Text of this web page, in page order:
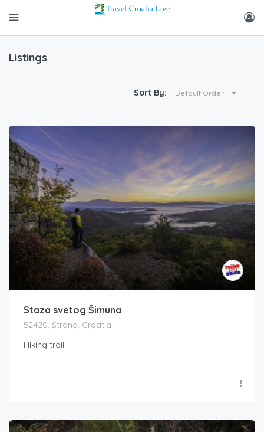
Listings
Sort By: Default Order
Staza svetog Šimuna
52420, Strana, Croatia
Hiking trail